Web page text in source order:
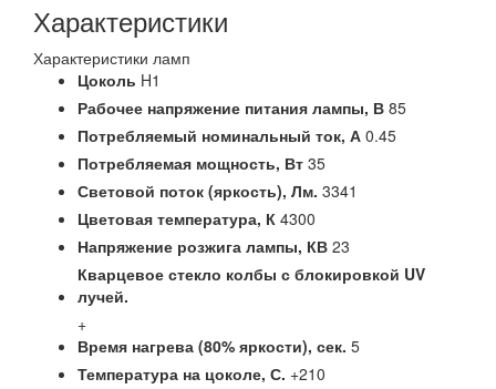
Характеристики
Характеристики ламп
Цоколь H1
Рабочее напряжение питания лампы, В 85
Потребляемый номинальный ток, А 0.45
Потребляемая мощность, Вт 35
Световой поток (яркость), Лм. 3341
Цветовая температура, К 4300
Напряжение розжига лампы, КВ 23
Кварцевое стекло колбы с блокировкой UV
лучей.
+
Время нагрева (80% яркости), сек. 5
Температура на цоколе, С. +210